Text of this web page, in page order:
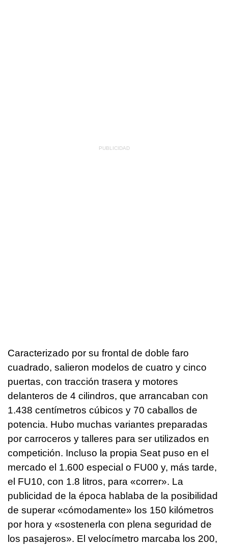
Caracterizado por su frontal de doble faro
cuadrado, salieron modelos de cuatro y cinco
puertas, con tracción trasera y motores
delanteros de 4 cilindros, que arrancaban con
1.438 centímetros cúbicos y 70 caballos de
potencia. Hubo muchas variantes preparadas
por carroceros y talleres para ser utilizados en
competición. Incluso la propia Seat puso en el
mercado el 1.600 especial o FU00 y, más tarde,
el FU10, con 1.8 litros, para «correr». La
publicidad de la época hablaba de la posibilidad
de superar «cómodamente» los 150 kilómetros
por hora y «sostenerla con plena seguridad de
los pasajeros». El velocímetro marcaba los 200,